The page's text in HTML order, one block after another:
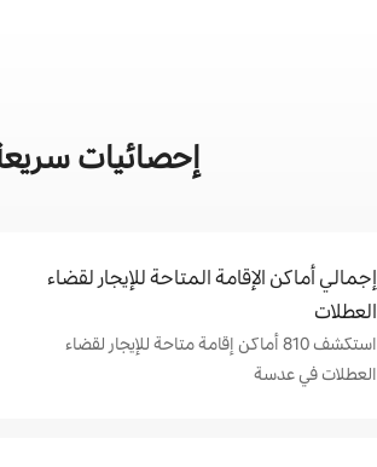
إحصائيات
إجمالي أماكن الإقامة المتاحة للإيجار لقضاء
العطلات
استكشف 810 أماكن إقامة متاحة للإيجار لقضاء
العطلات في عدسة